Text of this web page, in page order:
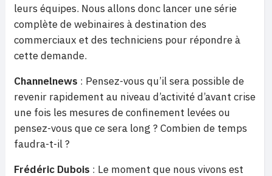
leurs équipes. Nous allons donc lancer une série
complète de webinaires à destination des
commerciaux et des techniciens pour répondre à
cette demande.
Channelnews : Pensez-vous qu’il sera possible de
revenir rapidement au niveau d’activité d’avant crise
une fois les mesures de confinement levées ou
pensez-vous que ce sera long ? Combien de temps
faudra-t-il ?
Frédéric Dubois : Le moment que nous vivons est